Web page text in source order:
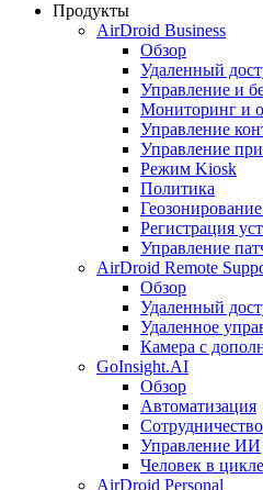
Продукты
AirDroid Business
Обзор
Удаленный
Управление и
Мониторинг и
Управление
Управление
Режим Kiosk
Политика
Регистрация
Управление
AirDroid Remote
Обзор
Удаленный
Удаленное
Камера с
GoInsight.AI
Обзор
Автоматизация
Сотрудничество
Управление ИИ
Человек в цикле
AirDroid Personal